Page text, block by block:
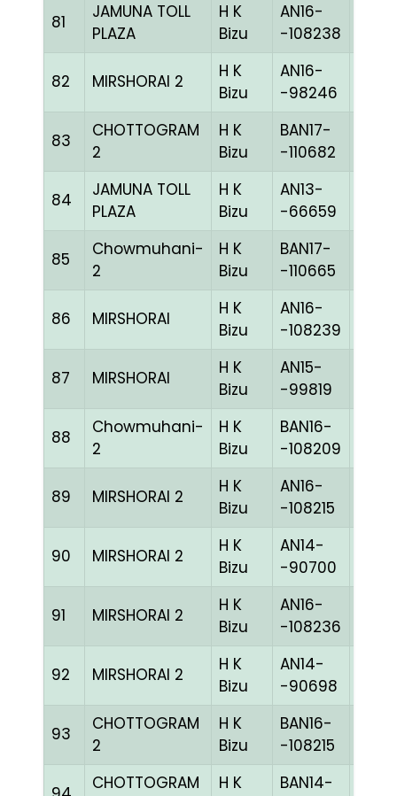
81
JAMUNA TOLL
PLAZA
H K
Bizu
AN16-
-108238
82 MIRSHORAI 2
H K
Bizu
AN16-
-98246
83
CHOTTOGRAM
2
H K
Bizu
BAN17-
-110682
84
JAMUNA TOLL
PLAZA
H K
Bizu
AN13-
-66659
85
Chowmuhani-
2
H K
Bizu
BAN17-
-110665
86 MIRSHORAI
H K
Bizu
AN16-
-108239
87 MIRSHORAI
H K
Bizu
AN15-
-99819
88
Chowmuhani-
2
H K
Bizu
BAN16-
-108209
89 MIRSHORAI 2
H K
Bizu
AN16-
-108215
90 MIRSHORAI 2
H K
Bizu
AN14-
-90700
91 MIRSHORAI 2
H K
Bizu
AN16-
-108236
92 MIRSHORAI 2
H K
Bizu
AN14-
-90698
93
CHOTTOGRAM
2
H K
Bizu
BAN16-
-108215
CHOTTOGRAM
H K
BAN14-